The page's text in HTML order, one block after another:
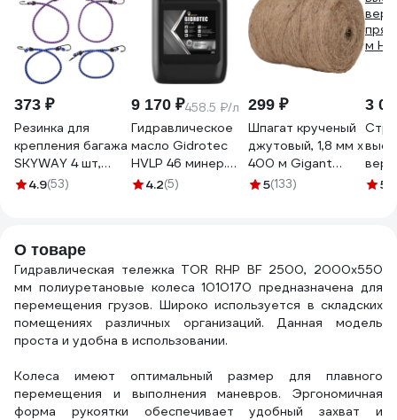
373 ₽
Резинка для
крепления багажа
SKYWAY 4 шт,
крючки метал
4.9(53)
9 170 ₽458.5 ₽/л
Гидравлическое
масло Gidrotec
HVLP 46 минер.
кан. 20 л
4.2(5)
299 ₽
Шпагат крученый
джутовый, 1,8 мм x
400 м Gigant
HRS-31
5(133)
3
5
О товаре
Гидравлическая тележка TOR RHP BF 2500, 2000х550
мм полиуретановые колеса 1010170 предназначена для
перемещения грузов. Широко используется в складских
помещениях различных организаций. Данная модель
проста и удобна в использовании.
Колеса имеют оптимальный размер для плавного
перемещения и выполнения маневров. Эргономичная
форма рукоятки обеспечивает удобный захват и